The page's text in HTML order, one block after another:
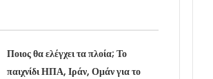
Ποιος θα ελέγχει τα πλοία; Το
παιχνίδι ΗΠΑ, Ιράν, Ομάν για το